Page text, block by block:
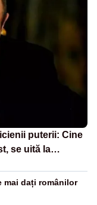
puterii: Cine
se uită la
mai dați românilor